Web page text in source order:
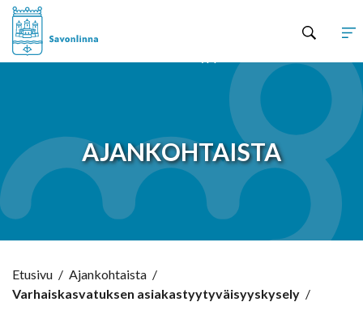
AJANKOHTAISTA
Etusivu / Ajankohtaista /
Varhaiskasvatuksen asiakastyytyväisyyskysely /